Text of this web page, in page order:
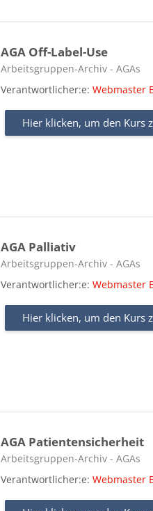
AGA Off-Label-Use
Kursbereich
Arbeitsgruppen-Archiv - AGAs
Verantwortlicher:e:Webmaster
Hier klicken, um den Kurs
AGA Palliativ
Kursbereich
Arbeitsgruppen-Archiv - AGAs
Verantwortlicher:e:Webmaster
Hier klicken, um den Kurs
AGA Patientensicherheit
Kursbereich
Arbeitsgruppen-Archiv - AGAs
Verantwortlicher:e:Webmaster